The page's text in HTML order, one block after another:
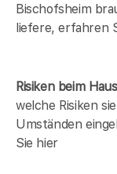
Bischofsheim
liefere, erfahren
Risiken beim
welche Risiken
Umständen
Sie hier